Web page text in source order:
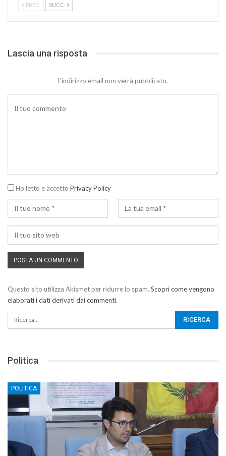
PREC. SUCC.
Lascia una risposta
L'indirizzo email non verrà pubblicato.
Ho letto e accetto Privacy Policy
Questo sito utilizza Akismet per ridurre lo spam. Scopri come vengono
elaborati i dati derivati dai commenti.
Politica
POLITICA